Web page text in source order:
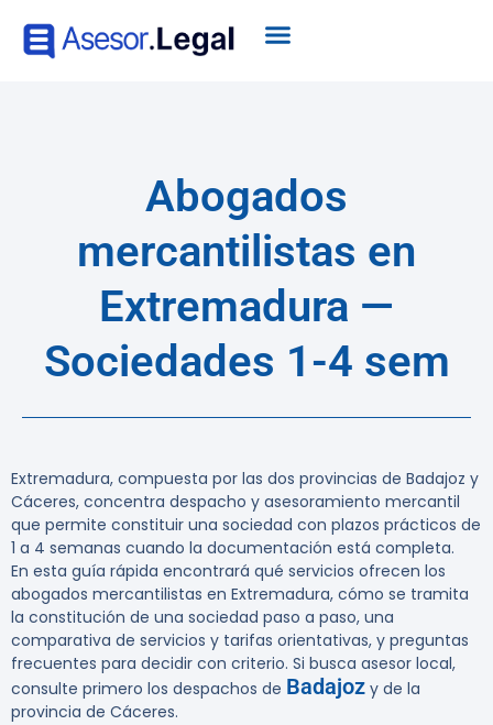
Abogados
mercantilistas en
Extremadura —
Sociedades 1-4 sem
Extremadura, compuesta por las dos provincias de Badajoz y
Cáceres, concentra despacho y asesoramiento mercantil
que permite constituir una sociedad con plazos prácticos de
1 a 4 semanas cuando la documentación está completa.
En esta guía rápida encontrará qué servicios ofrecen los
abogados mercantilistas en Extremadura, cómo se tramita
la constitución de una sociedad paso a paso, una
comparativa de servicios y tarifas orientativas, y preguntas
frecuentes para decidir con criterio. Si busca asesor local,
consulte primero los despachos de Badajoz y de la
provincia de Cáceres.